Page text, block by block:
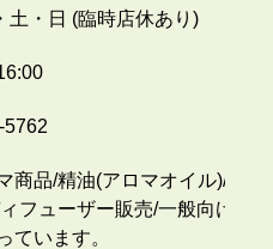
土・日 (臨時店休あり)
5762
品/精油(アロマオイル)/ア
フューザー販売/一般向け香
ています。